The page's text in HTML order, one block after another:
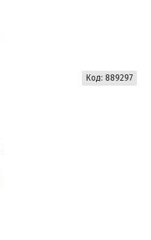
Код: 889297